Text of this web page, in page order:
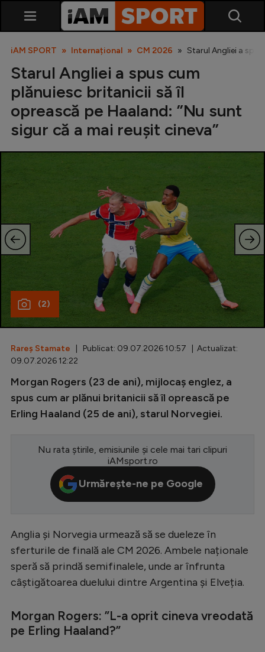
SuperLiga
Cupa României
Echipa Națională
Fotbal feminin
Special
Diverse
Inedit
Clasamente
Champions League
Conference League
CM 2026
Premier League
Serie A
Bundesliga
Ligue 1
Campionate
Starurile fotbalului
iAM SPORT Internațional CM 2026 Starul Angliei a
Starul Angliei a spus cum
plănuiesc britanicii să îl
oprească pe Haaland: ”Nu sunt
sigur că a mai reușit cineva”
(2)
Rareș Stamate | Publicat: 09.07.2026 10:57 | Actualizat:
09.07.2026 12:22
Morgan Rogers (23 de ani), mijlocaș englez, a
spus cum ar plănui britanicii să îl oprească pe
Erling Haaland (25 de ani), starul Norvegiei.
Nu rata știrile, emisiunile și cele mai tari clipuri
iAMsport.ro
Urmărește-ne pe Google
Anglia și Norvegia urmează să se dueleze în
sferturile de finală ale CM 2026. Ambele naționale
speră să prindă semifinalele, unde ar înfrunta
câștigătoarea duelului dintre Argentina și Elveția.
Morgan Rogers: ”L-a oprit cineva vreodată
pe Erling Haaland?”